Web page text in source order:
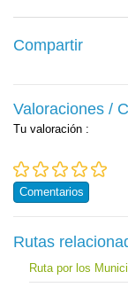
Compartir
Valoraciones /
Tu valoración :
Comentarios
Rutas
Ruta por los